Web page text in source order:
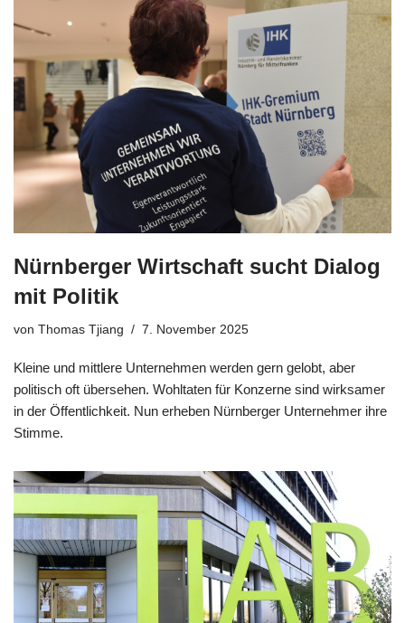
Nürnberger Wirtschaft sucht Dialog
mit Politik
von Thomas Tjiang 7. November 2025
Kleine und mittlere Unternehmen werden gern gelobt, aber
politisch oft übersehen. Wohltaten für Konzerne sind wirksamer
in der Öffentlichkeit. Nun erheben Nürnberger Unternehmer ihre
Stimme.